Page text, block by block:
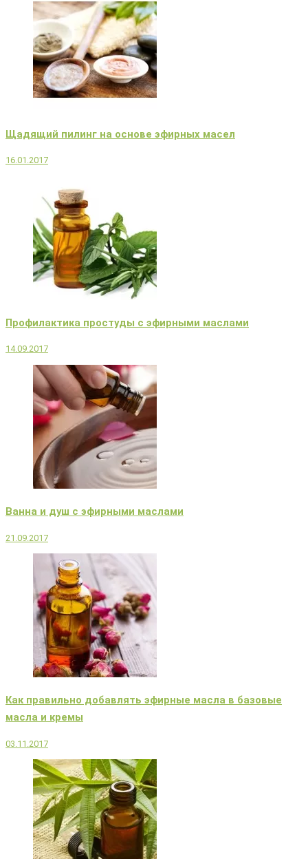
Щадящий пилинг на основе эфирных масел
16.01.2017
Профилактика простуды с эфирными маслами
14.09.2017
Ванна и душ с эфирными маслами
21.09.2017
Как правильно добавлять эфирные масла в базовые
масла и кремы
03.11.2017